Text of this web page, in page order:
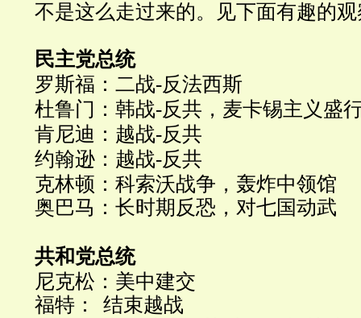
不是这么走过来的。见下面有趣的
民主党总统
罗斯福：二战-反法西斯
杜鲁门：韩战-反共，麦卡锡主义盛
肯尼迪：越战-反共
约翰逊：越战-反共
克林顿：科索沃战争，轰炸中领馆
奥巴马：长时期反恐，对七国动武
共和党总统
尼克松：美中建交
福特：
结束越战